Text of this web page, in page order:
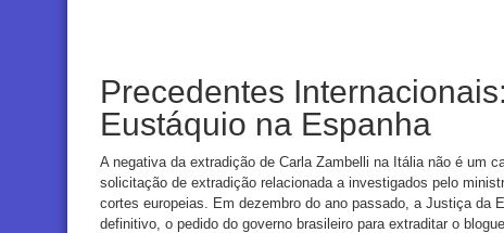
Precedentes
Eustáquio na Espanha
A negativa da extradição de Carla Zambelli na Itália não é um
solicitação de extradição relacionada a investigados pelo
cortes europeias. Em dezembro do ano passado, a Justiça da
definitivo, o pedido do governo brasileiro para extraditar o